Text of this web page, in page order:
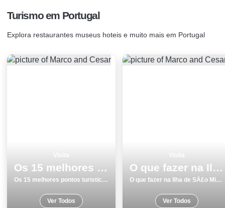
Turismo em Portugal
Explora restaurantes museus hoteis e muito mais em Portugal
Os 15 melhores pontos turisticos para visitar em Vila do Bispo
Os 15 melhores pontos turisticos para visitar em Vila do Bispo
Ver Todos
O que fazer na Ilha de SÃ£o Miguel os 9 melhores locais para visitar
O que fazer na Ilha de SÃ£o Miguel os 9 melhores locais para visitar
Ver Todos